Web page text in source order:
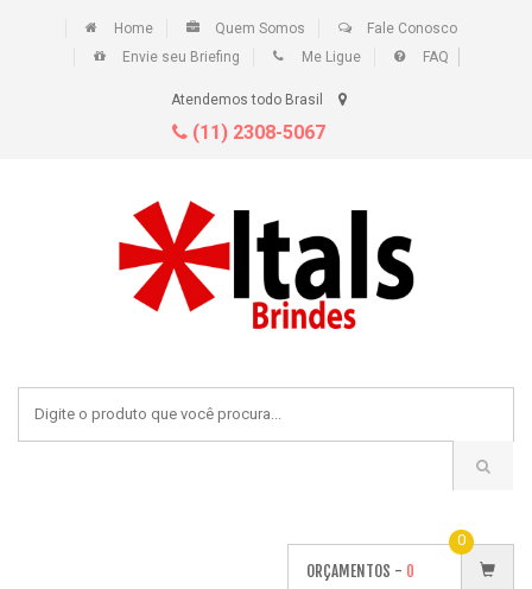
Home Quem Somos
Fale Conosco
Envie seu Briefing
Me Ligue FAQ
Atendemos todo Brasil
(11) 2308-5067
ORÇAMENTOS - 0
0